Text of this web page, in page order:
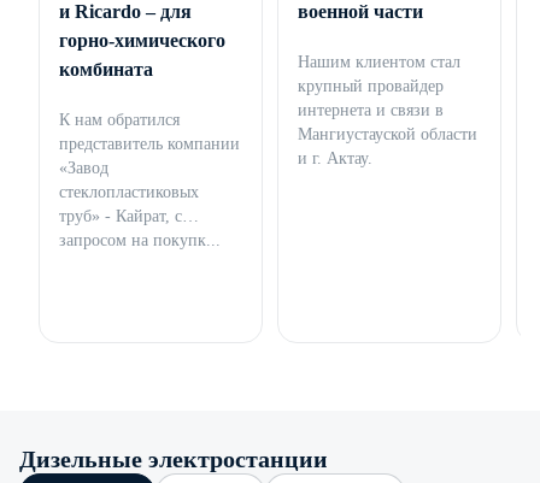
и Ricardo – для
горно-химического
комбината
К нам обратился
представитель компании
«Завод
стеклопластиковых
труб» - Кайрат, с
запросом на покупк...
военной части
Нашим клиентом стал
крупный провайдер
интернета и связи в
Мангиустауской области
и г. Актау.
Дизельные электростанции